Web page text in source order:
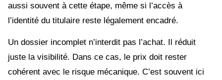
aussi souvent à cette étape, même si l’accès à
l’identité du titulaire reste légalement encadré.
Un dossier incomplet n’interdit pas l’achat. Il réduit
juste la visibilité. Dans ce cas, le prix doit rester
cohérent avec le risque mécanique. C’est souvent ici